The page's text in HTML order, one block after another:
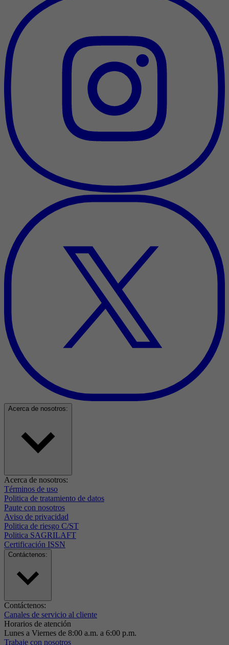
Acerca de nosotros:
Acerca de nosotros:
Términos de uso
Politica de tratamiento de datos
Paute con nosotros
Aviso de privacidad
Politica de riesgo C/ST
Politica SAGRILAFT
Certificación ISSN
Contáctenos:
Contáctenos:
Canales de servicio al cliente
Horarios de atención
Lunes a Viernes de 8:00 a.m. a 6:00 p.m.
Trabaje con nosotros